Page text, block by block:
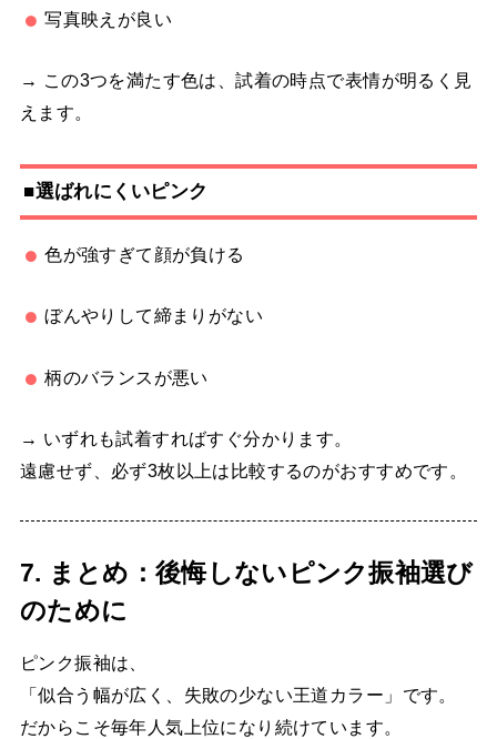
写真映えが良い
→ この3つを満たす色は、試着の時点で表情が明るく見
えます。
■選ばれにくいピンク
色が強すぎて顔が負ける
ぼんやりして締まりがない
柄のバランスが悪い
→ いずれも試着すればすぐ分かります。
遠慮せず、必ず3枚以上は比較するのがおすすめです。
7. まとめ：後悔しないピンク振袖選び
のために
ピンク振袖は、
「似合う幅が広く、失敗の少ない王道カラー」です。
だからこそ毎年人気上位になり続けています。